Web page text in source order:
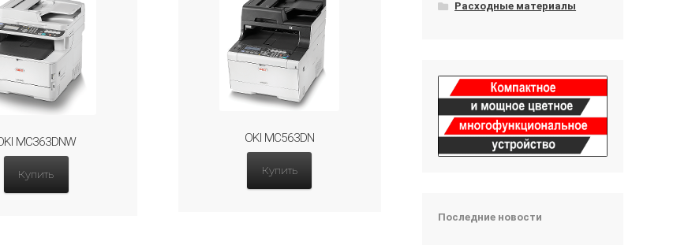
MC363DNW
Купить
OKI MC563DN
Купить
Расходные материалы
Последние новости